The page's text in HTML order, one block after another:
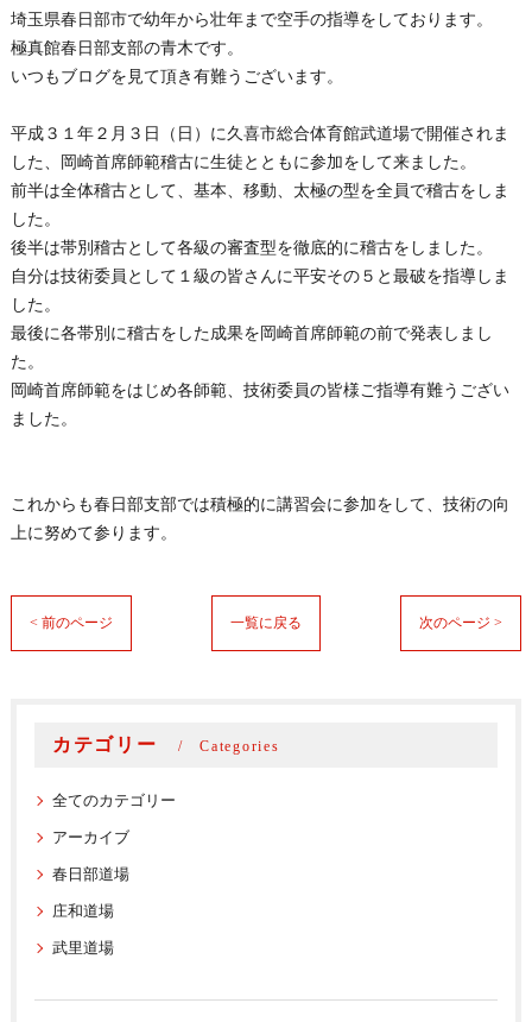
埼玉県春日部市で幼年から壮年まで空手の指導をしております。
極真館春日部支部の青木です。
いつもブログを見て頂き有難うございます。
平成３１年２月３日（日）に久喜市総合体育館武道場で開催されま
した、岡崎首席師範稽古に生徒とともに参加をして来ました。
前半は全体稽古として、基本、移動、太極の型を全員で稽古をしま
した。
後半は帯別稽古として各級の審査型を徹底的に稽古をしました。
自分は技術委員として１級の皆さんに平安その５と最破を指導しま
した。
最後に各帯別に稽古をした成果を岡崎首席師範の前で発表しまし
た。
岡崎首席師範をはじめ各師範、技術委員の皆様ご指導有難うござい
ました。
これからも春日部支部では積極的に講習会に参加をして、技術の向
上に努めて参ります。
< 前のページ 一覧に戻る 次のページ >
カテゴリー Categories
全てのカテゴリー
アーカイブ
春日部道場
庄和道場
武里道場